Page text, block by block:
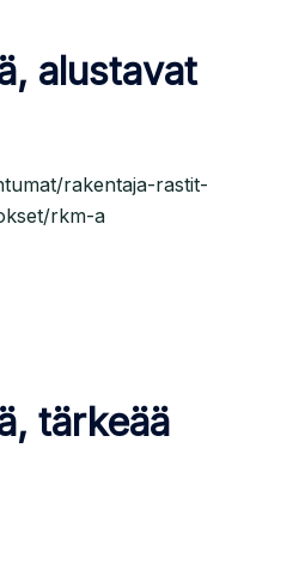
alustavat
rakentaja-rastit-
rkm-a
tärkeää